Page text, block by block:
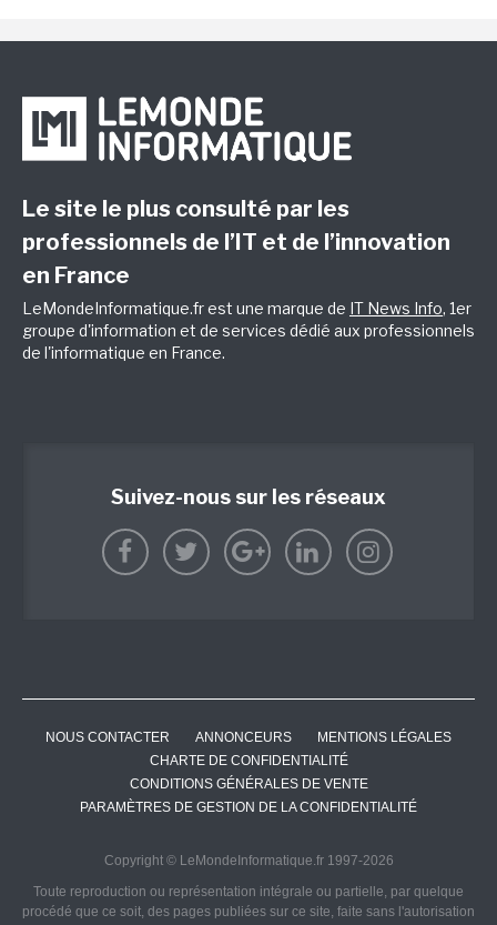
Le site le plus consulté par les
professionnels de l’IT et de l’innovation
en France
LeMondeInformatique.fr est une marque de IT News Info, 1er
groupe d'information et de services dédié aux professionnels
de l'informatique en France.
Suivez-nous sur les réseaux
NOUS CONTACTER ANNONCEURS
MENTIONS LÉGALES
CHARTE DE CONFIDENTIALITÉ
CONDITIONS GÉNÉRALES DE VENTE
PARAMÈTRES DE GESTION DE LA CONFIDENTIALITÉ
Copyright © LeMondeInformatique.fr 1997-2026
Toute reproduction ou représentation intégrale ou partielle, par quelque
procédé que ce soit, des pages publiées sur ce site, faite sans l'autorisation